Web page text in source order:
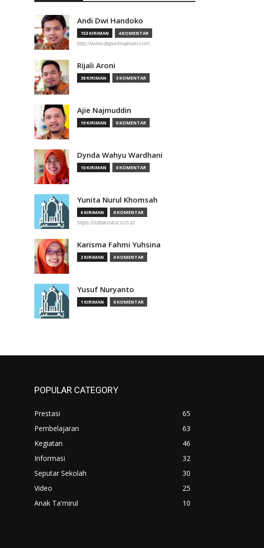
Andi Dwi Handoko
153 KIRIMAN 4 KOMENTAR
http://www.dapurimajinasi.com
Rijali Aroni
38 KIRIMAN 3 KOMENTAR
Ajie Najmuddin
19 KIRIMAN 0 KOMENTAR
Dynda Wahyu Wardhani
10 KIRIMAN 0 KOMENTAR
Yunita Nurul Khomsah
6 KIRIMAN 0 KOMENTAR
https://sdtakmirul.sch.id
Karisma Fahmi Yuhsina
2 KIRIMAN 0 KOMENTAR
Yusuf Nuryanto
1 KIRIMAN 0 KOMENTAR
POPULAR CATEGORY
Prestasi
65
Pembelajaran
63
Kegiatan
46
Informasi
32
Seputar Sekolah
30
Video
25
Anak Ta'mirul
10